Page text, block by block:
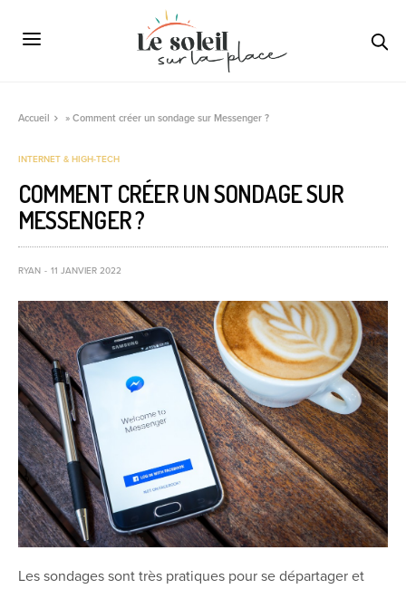
Accueil »Comment créer un sondage sur Messenger ?
INTERNET & HIGH-TECH
COMMENT CRÉER UN SONDAGE SUR
MESSENGER ?
RYAN 11 JANVIER 2022
Les sondages sont très pratiques pour se départager et